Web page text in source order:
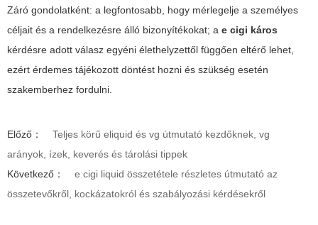
Záró gondolatként: a legfontosabb, hogy mérlegelje a személyes
céljait és a rendelkezésre álló bizonyítékokat; a e cigi káros
kérdésre adott válasz egyéni élethelyzettől függően eltérő lehet,
ezért érdemes tájékozott döntést hozni és szükség esetén
szakemberhez fordulni.
Előző：
Teljes körű eliquid és vg útmutató kezdőknek, vg
arányok, ízek, keverés és tárolási tippek
Következő：
e cigi liquid összetétele részletes útmutató az
összetevőkről, kockázatokról és szabályozási kérdésekről